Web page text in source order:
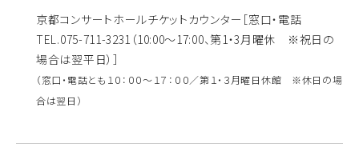
京都コンサートホールチケットカウンター ［窓口・電話
TEL.075-711-3231（10:00～17:00、第1・3月曜休 ※祝日の
場合は翌平日）］
（窓口・電話とも１０：００～１７：００／第１・３月曜日休館 ※休日の場
合は翌日）